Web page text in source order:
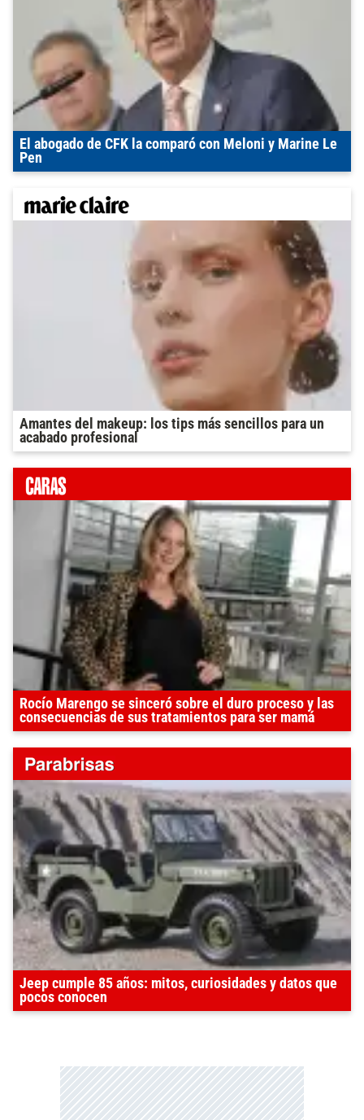
El abogado de CFK la comparó con Meloni y Marine Le
Pen
Amantes del makeup: los tips más sencillos para un
acabado profesional
Rocío Marengo se sinceró sobre el duro proceso y las
consecuencias de sus tratamientos para ser mamá
Jeep cumple 85 años: mitos, curiosidades y datos que
pocos conocen